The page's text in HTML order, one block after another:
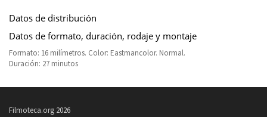
Datos de distribución
Datos de formato, duración, rodaje y montaje
Formato: 16 milímetros. Color: Eastmancolor. Normal.
Duración: 27 minutos
Filmoteca.org 2026